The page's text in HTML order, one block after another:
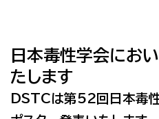
日本毒性学会にお
たします
DSTCは第52回日本毒